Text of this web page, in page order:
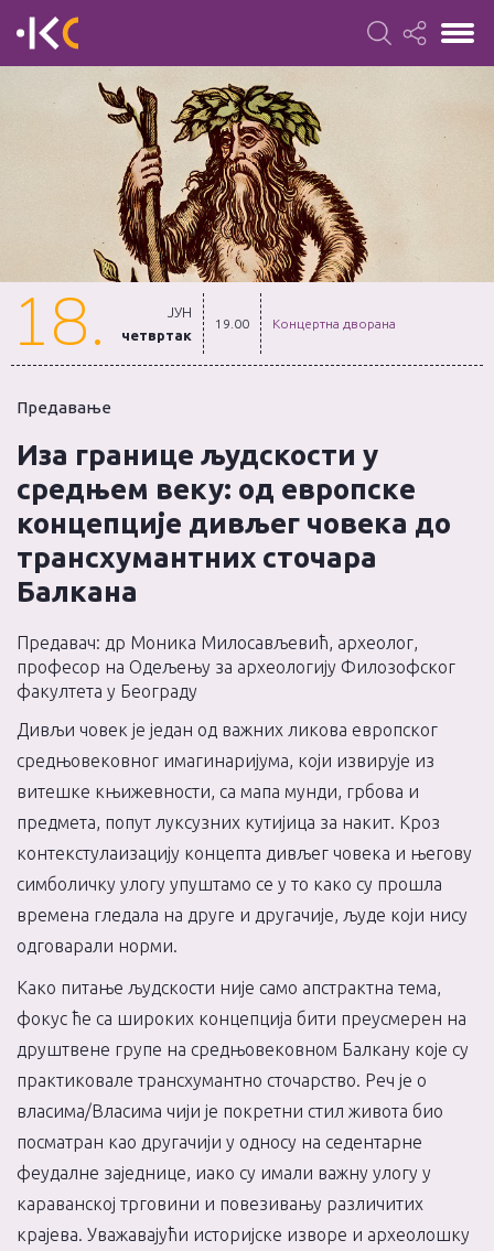
18.
ЈУН
четвртак
19.00 Концертна дворана
Предавање
Иза границе људскости у
средњем веку: од европске
концепције дивљег човека до
трансхумантних сточара
Балкана
Предавач: др Моника Милосављевић, археолог,
професор на Одељењу за археологију Филозофског
факултета у Београду
Дивљи човек је један од важних ликова европског
средњовековног имагинаријума, који извирује из
витешке књижевности, са мапа мунди, грбова и
предмета, попут луксузних кутијица за накит. Кроз
контекстулаизацију концепта дивљег човека и његову
симболичку улогу упуштамо се у то како су прошла
времена гледала на друге и другачије, људе који нису
одговарали норми.
Како питање људскости није само апстрактна тема,
фокус ће са широких концепција бити преусмерен на
друштвене групе на средњовековном Балкану које су
практиковале трансхумантно сточарство. Реч је о
власима/Власима чији је покретни стил живота био
посматран као другачији у односу на седентарне
феудалне заједнице, иако су имали важну улогу у
караванској трговини и повезивању различитих
крајева. Уважавајући историјске изворе и археолошку